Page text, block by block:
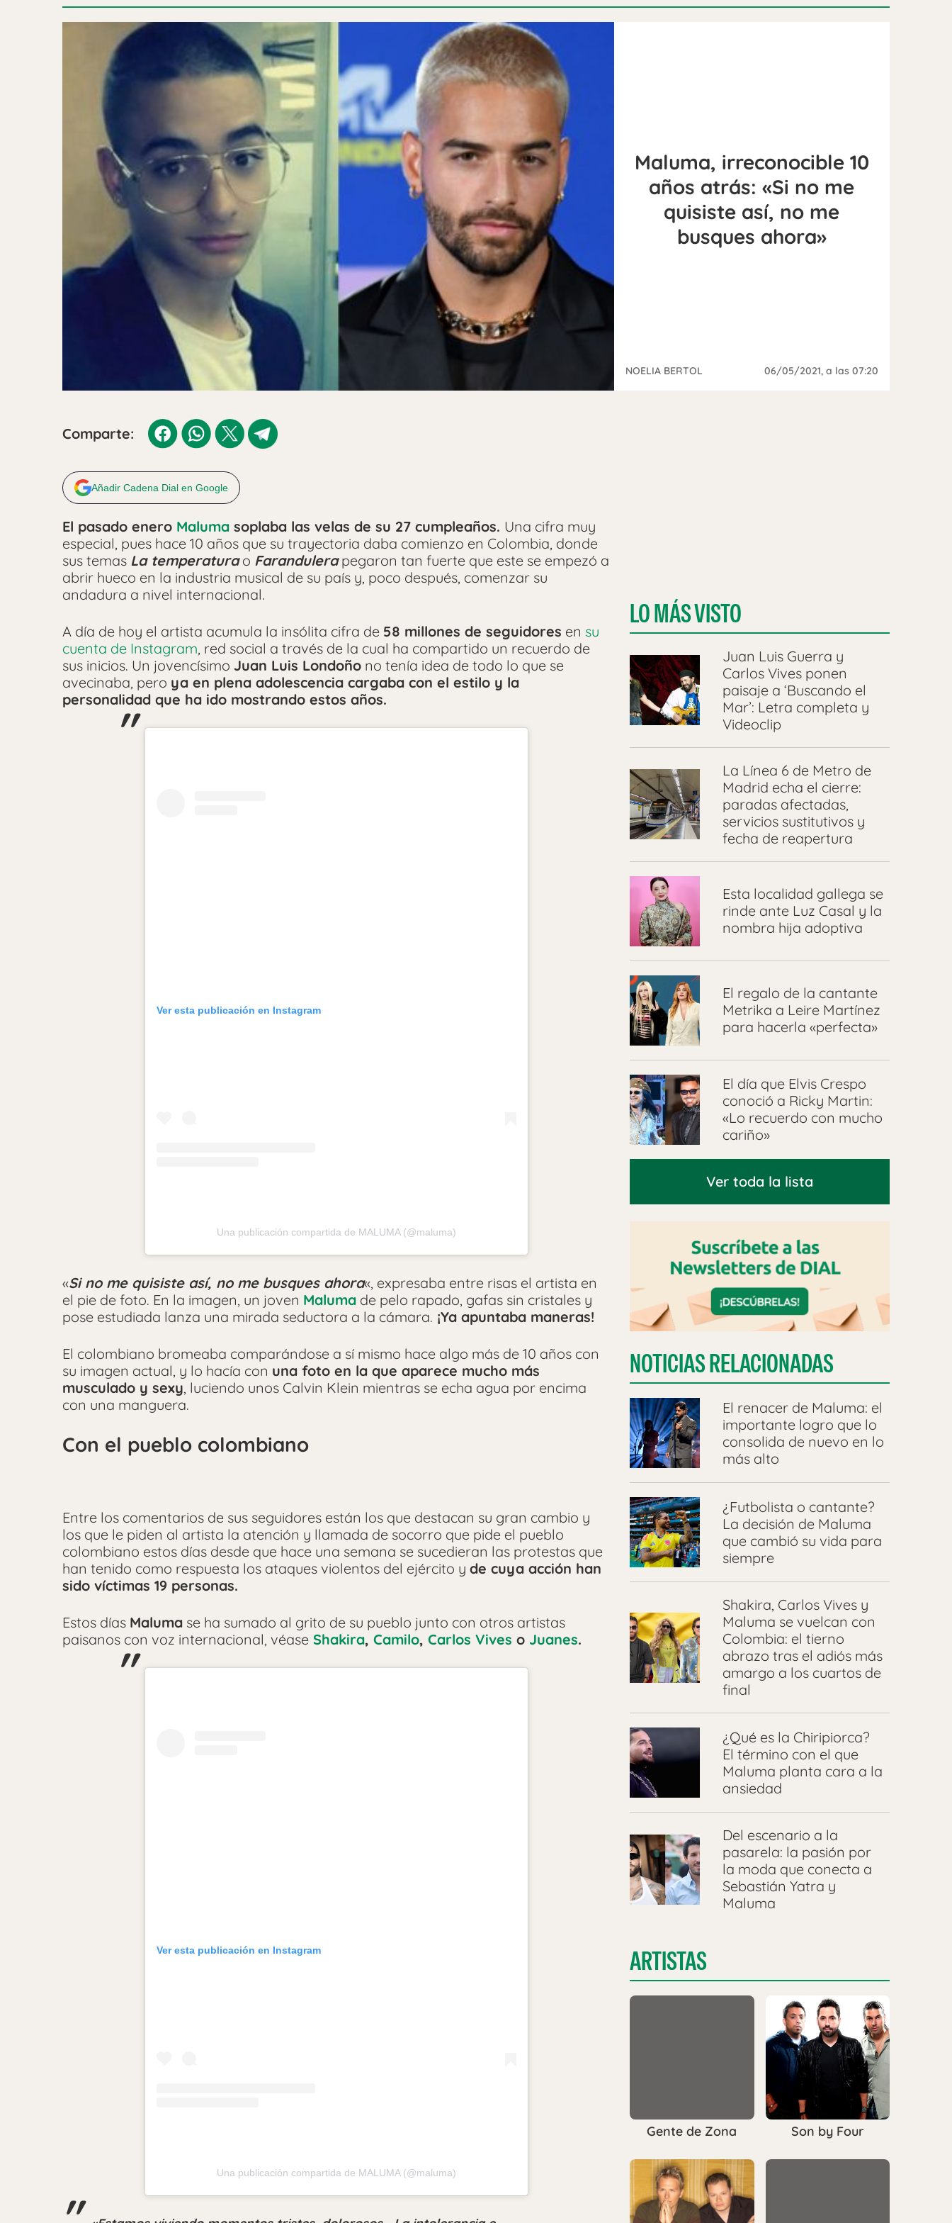
Maluma, irreconocible 10
años atrás: «Si no me
quisiste así, no me
busques ahora»
NOELIA BERTOL 06/05/2021, a las 07:20
Comparte:
Añadir Cadena Dial en Google
El pasado enero Maluma soplaba las velas de su 27 cumpleaños. Una cifra muy
especial, pues hace 10 años que su trayectoria daba comienzo en Colombia, donde
sus temas La temperaturao Farandulerapegaron tan fuerte que este se empezó a
abrir hueco en la industria musical de su país y, poco después, comenzar su
andadura a nivel internacional.
A día de hoy el artista acumula la insólita cifra de 58 millones de seguidores en su
cuenta de Instagram, red social a través de la cual ha compartido un recuerdo de
sus inicios. Un jovencísimo Juan Luis Londoño no tenía idea de todo lo que se
avecinaba, pero ya en plena adolescencia cargaba con el estilo y la
personalidad que ha ido mostrando estos años.
Ver esta publicación en Instagram
Una publicación compartida de MALUMA (@maluma)
«Si no me quisiste así, no me busques ahora«, expresaba entre risas el artista en
el pie de foto. En la imagen, un joven Maluma de pelo rapado, gafas sin cristales y
pose estudiada lanza una mirada seductora a la cámara. ¡Ya apuntaba maneras!
El colombiano bromeaba comparándose a sí mismo hace algo más de 10 años con
su imagen actual, y lo hacía con una foto en la que aparece mucho más
musculado y sexy, luciendo unos Calvin Klein mientras se echa agua por encima
con una manguera.
Con el pueblo colombiano
Entre los comentarios de sus seguidores están los que destacan su gran cambio y
los que le piden al artista la atención y llamada de socorro que pide el pueblo
colombiano estos días desde que hace una semana se sucedieran las protestas que
han tenido como respuesta los ataques violentos del ejército y de cuya acción han
sido víctimas 19 personas.
Estos días Maluma se ha sumado al grito de su pueblo junto con otros artistas
paisanos con voz internacional, véase Shakira, Camilo, Carlos Vives o Juanes.
Ver esta publicación en Instagram
Una publicación compartida de MALUMA (@maluma)
LO MÁS VISTO
Juan Luis Guerra y
Carlos Vives ponen
paisaje a ‘Buscando el
Mar’: Letra completa y
Videoclip
La Línea 6 de Metro de
Madrid echa el cierre:
paradas afectadas,
servicios sustitutivos y
fecha de reapertura
Esta localidad gallega se
rinde ante Luz Casal y la
nombra hija adoptiva
El regalo de la cantante
Metrika a Leire Martínez
para hacerla «perfecta»
El día que Elvis Crespo
conoció a Ricky Martin:
«Lo recuerdo con mucho
cariño»
Ver toda la lista
NOTICIAS RELACIONADAS
El renacer de Maluma: el
importante logro que lo
consolida de nuevo en lo
más alto
¿Futbolista o cantante?
La decisión de Maluma
que cambió su vida para
siempre
Shakira, Carlos Vives y
Maluma se vuelcan con
Colombia: el tierno
abrazo tras el adiós más
amargo a los cuartos de
final
¿Qué es la Chiripiorca?
El término con el que
Maluma planta cara a la
ansiedad
Del escenario a la
pasarela: la pasión por
la moda que conecta a
Sebastián Yatra y
Maluma
ARTISTAS
Gente de Zona Son by Four